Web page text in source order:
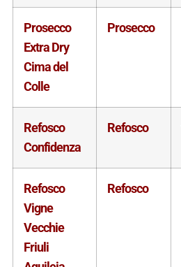
Prosecco
Extra Dry
Cima del
Colle
Prosecco
Refosco
Confidenza
Refosco
Refosco
Vigne
Vecchie
Friuli
Refosco